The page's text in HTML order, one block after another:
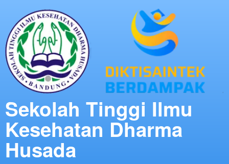
Sekolah Tinggi Ilmu
Kesehatan Dharma
Husada